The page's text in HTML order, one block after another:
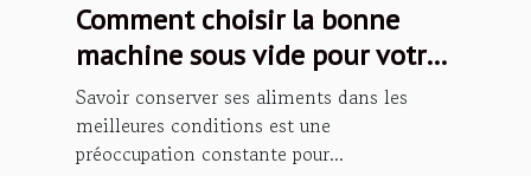
Comment choisir la bonne
machine sous vide pour votre
cuisine
Savoir conserver ses aliments dans les
meilleures conditions est une
préoccupation constante pour...